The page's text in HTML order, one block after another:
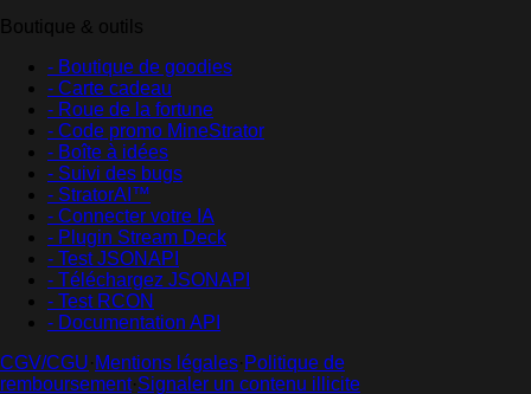
Boutique & outils
- Boutique de goodies
- Carte cadeau
- Roue de la fortune
- Code promo MineStrator
- Boîte à idées
- Suivi des bugs
- StratorAI™
- Connecter votre IA
- Plugin Stream Deck
- Test JSONAPI
- Téléchargez JSONAPI
- Test RCON
- Documentation API
CGV/CGU· Mentions légales· Politique de
remboursement·Signaler un contenu illicite